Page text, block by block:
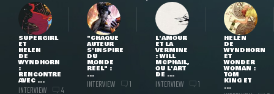
SUPERGIRL
ET
HELEN
DE
WYNDHORN
:
RENCONTRE
AVEC ...
INTERVIEW 4
"CHAQUE
AUTEUR
S'INSPIRE
DU
MONDE
RÉEL" :
...
INTERVIEW 1
L'AMOUR
ET LA
VERMINE
: WILL
MCPHAIL,
OU L'ART
DE ...
INTERVIEW 1
HELEN
DE
WYNDHORN
ET
WONDER
WOMAN :
TOM
KING ET
...